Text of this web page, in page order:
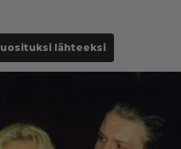
lähteeksi